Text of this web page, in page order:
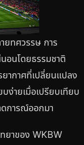
ยทศวรรษ การ
อนโดยธรรมชาติ
ากาศที่เปลี่ยนแปลง
ง่ายเมื่อเปรียบเทียบ
ดการณ์ออกมา
ยาของ WKBW